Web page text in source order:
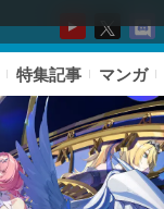
特集記事 マンガ